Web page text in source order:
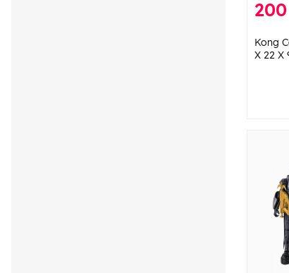
Kong
X 22 X